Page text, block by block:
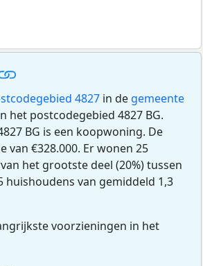
4827 in de gemeente
het postcodegebied 4827 BG.
BG is een koopwoning. De
van €328.000. Er wonen 25
het grootste deel (20%) tussen
huishoudens van gemiddeld 1,3
voorzieningen in het